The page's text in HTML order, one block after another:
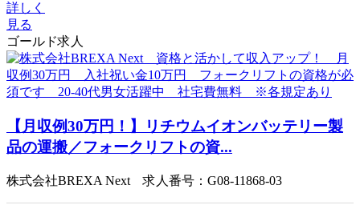
詳しく
見る
ゴールド求人
【月収例30万円！】リチウムイオンバッテリー製
品の運搬／フォークリフトの資...
株式会社BREXA Next 求人番号：G08-11868-03